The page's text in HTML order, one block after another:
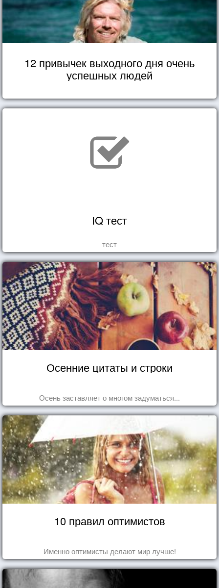
12 привычек выходного дня очень
успешных людей
IQ тест
тест
Осенние цитаты и строки
Осень заставляет о многом задуматься...
10 правил оптимистов
Именно оптимисты делают мир лучше!